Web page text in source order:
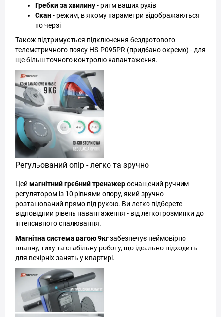
Гребки за хвилину- ритм ваших рухів
Скан- режим, в якому параметри відображаються
по черзі
Також підтримується підключення бездротового
телеметричного поясу HS-P095PR (придбано окремо) - для
ще більш точного контролю навантаження.
Регульований опір - легко та зручно
Цей магнітний гребний тренажероснащений ручним
регулятором із 10 рівнями опору, який зручно
розташований прямо під рукою. Ви легко підберете
відповідний рівень навантаження - від легкої розминки до
інтенсивного спалювання.
Магнітна система вагою 9кгзабезпечує неймовірно
плавну, тиху та стабільну роботу, що ідеально підходить
для вечірніх занять у квартирі.